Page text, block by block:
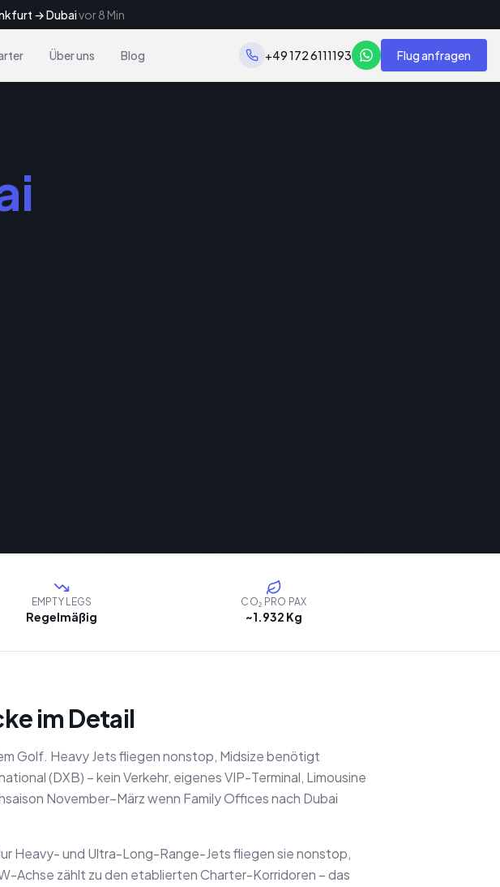
→ Dubaivor 8 Min
Über uns Blog +49 172 6111193 Flug anfragen
EMPTY LEGS
Regelmäßig
CO₂ PRO PAX
~1.932 Kg
im Detail
Golf. Heavy Jets fliegen nonstop, Midsize benötigt
(DXB) – kein Verkehr, eigenes VIP-Terminal, Limousine
November–März wenn Family Offices nach Dubai
Heavy- und Ultra-Long-Range-Jets fliegen sie nonstop,
Achse zählt zu den etablierten Charter-Korridoren – das